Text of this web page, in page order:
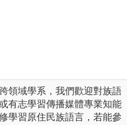
領域學系，我們歡迎對族語
有志學習傳播媒體專業知能
學習原住民族語言，若能參